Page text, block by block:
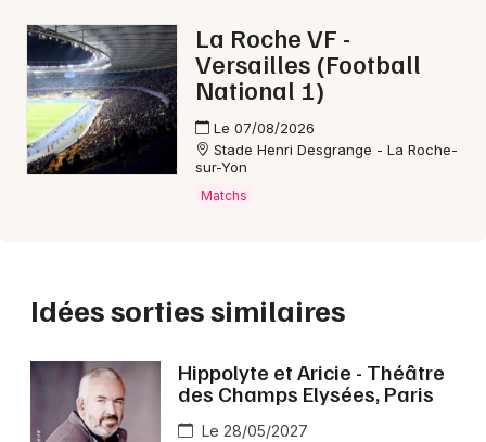
La Roche VF -
Versailles (Football
National 1)
Le 07/08/2026
Stade Henri Desgrange - La Roche-
sur-Yon
Matchs
Idées sorties similaires
Hippolyte et Aricie - Théâtre
des Champs Elysées, Paris
Le 28/05/2027